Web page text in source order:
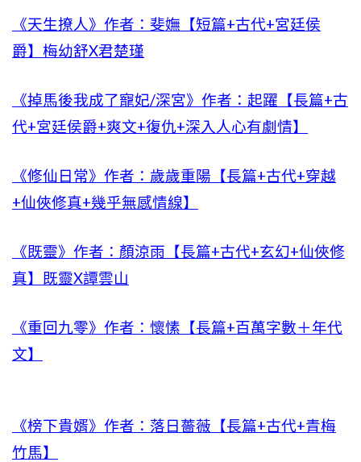
《天生撩人》作者：斐嫵【短篇+古代+宮廷侯
爵】梅幼舒X君楚瑾
《掉馬後我成了寵妃/深宮》作者：起躍【長篇+古
代+宮廷侯爵+爽文+復仇+深入人心有劇情】
《修仙日常》作者：歲歲重陽【長篇+古代+穿越
+仙俠修真+幾乎無感情線】
《既靈》作者：顏涼雨【長篇+古代+玄幻+仙俠修
真】既靈X譚雲山
《重回九零》作者：懷愫【長篇+百萬字數＋年代
文】
《榜下貴婿》作者：落日薔薇【長篇+古代+青梅
竹馬】